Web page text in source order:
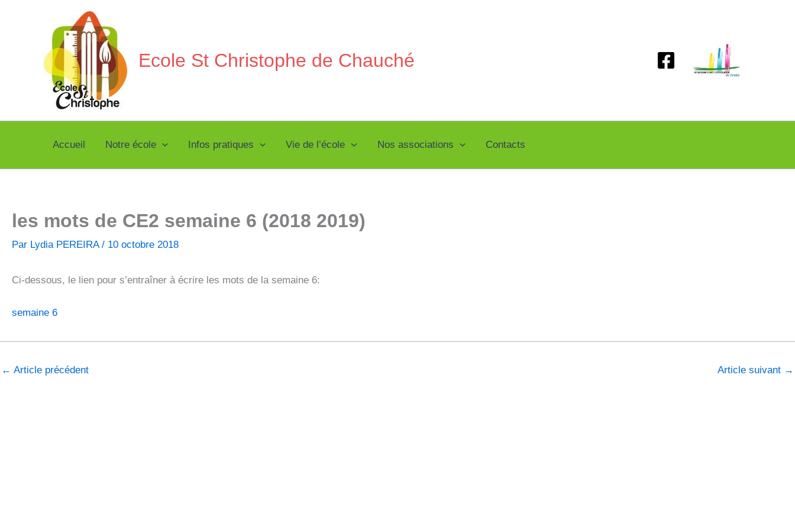
Ecole St Christophe de Chauché
Accueil Notre école Infos pratiques Vie de l’école Nos associations Contacts
les mots de CE2 semaine 6 (2018 2019)
Par Lydia PEREIRA/ 10 octobre 2018
Ci-dessous, le lien pour s’entraîner à écrire les mots de la semaine 6:
semaine 6
← Article précédent Article suivant →